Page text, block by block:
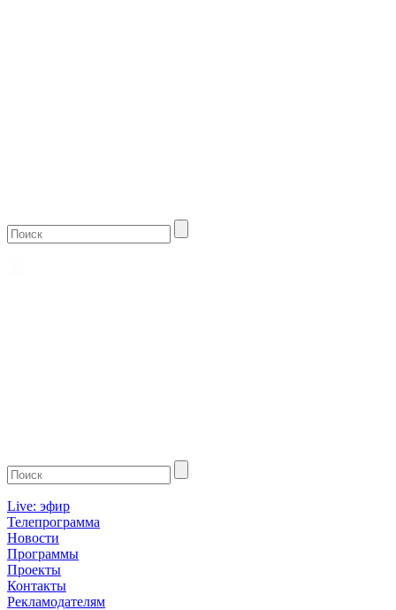
Live: эфир
Телепрограмма
Новости
Программы
Проекты
Контакты
Рекламодателям